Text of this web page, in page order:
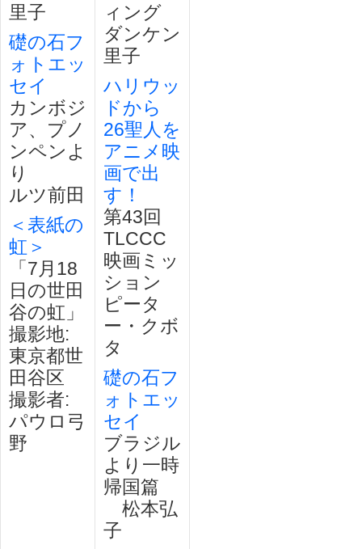
里子
礎の石フ
ォトエッ
セイ
カンボジ
ア、プノ
ンペンよ
り
ルツ前田
＜表紙の
虹＞
「7月18
日の世田
谷の虹」
撮影地:
東京都世
田谷区
撮影者:
パウロ弓
野
ィング
ダンケン
里子
ハリウッ
ドから
26聖人を
アニメ映
画で出
す！
第43回
TLCCC
映画ミッ
ション
ピータ
ー・クボ
タ
礎の石フ
ォトエッ
セイ
ブラジル
より一時
帰国篇
松本弘
子